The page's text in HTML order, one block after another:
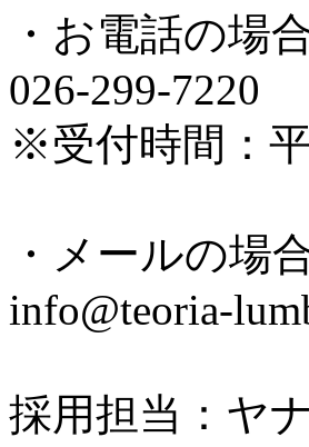
・お電話の場
026-299-7220
※受付時間：
・メールの場
info@teoria-
採用担当：ヤ